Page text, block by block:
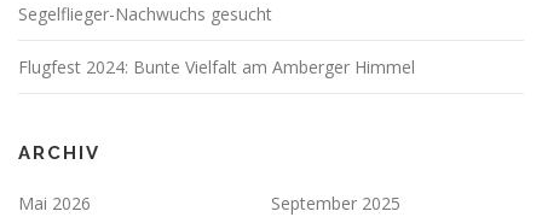
Segelflieger-Nachwuchs gesucht
Flugfest 2024: Bunte Vielfalt am Amberger Himmel
ARCHIV
Mai 2026
September 2025